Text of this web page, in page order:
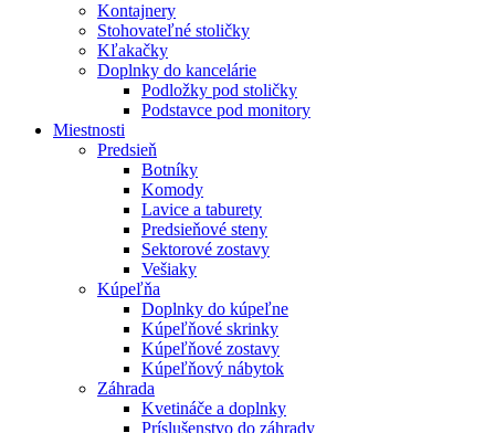
Kontajnery
Stohovateľné stoličky
Kľakačky
Doplnky do kancelárie
Podložky pod stoličky
Podstavce pod monitory
Miestnosti
Predsieň
Botníky
Komody
Lavice a taburety
Predsieňové steny
Sektorové zostavy
Vešiaky
Kúpeľňa
Doplnky do kúpeľne
Kúpeľňové skrinky
Kúpeľňové zostavy
Kúpeľňový nábytok
Záhrada
Kvetináče a doplnky
Príslušenstvo do záhrady